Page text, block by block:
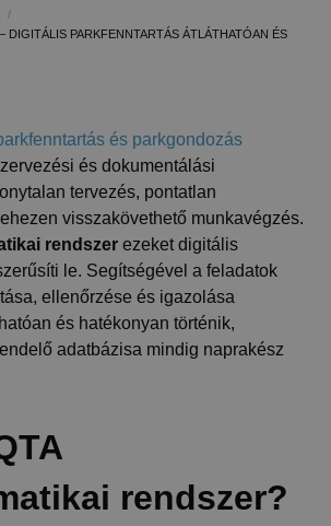
/
DIGITÁLIS PARKFENNTARTÁS ÁTLÁTHATÓAN ÉS
és parkgondozás
és dokumentálási
tervezés, pontatlan
visszakövethető munkavégzés.
rendszerezeket digitális
le. Segítségével a feladatok
ellenőrzése és igazolása
és hatékonyan történik,
adatbázisa mindig naprakész
rendszer?